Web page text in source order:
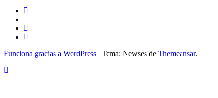
Funciona gracias a WordPress | Tema: Newses de Themeansar.